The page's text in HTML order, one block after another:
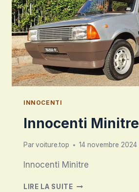
INNOCENTI
Innocenti Minitre
Parvoiture.top 14 novembre 2024
Innocenti Minitre
LIRE LA SUITEINNOCENTI